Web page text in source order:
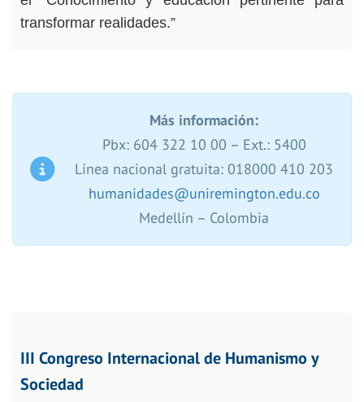
transformar realidades.”
Más información:
Pbx: 604 322 10 00 – Ext.: 5400
Línea nacional gratuita: 018000 410 203
humanidades@uniremington.edu.co
Medellín – Colombia
III Congreso Internacional de Humanismo y
Sociedad